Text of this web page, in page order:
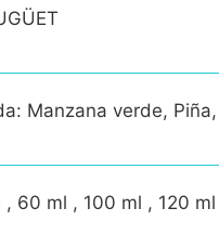
Manzana verde,
60 ml , 100 ml , 120 ml